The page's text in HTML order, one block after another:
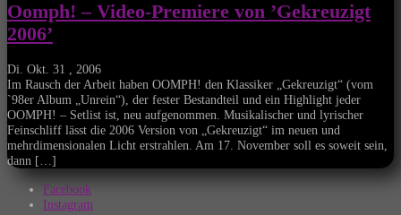
Oomph! – Video-Premiere von ’Gekreuzigt
2006’
Di. Okt. 31 , 2006
Im Rausch der Arbeit haben OOMPH! den Klassiker „Gekreuzigt“ (vom
`98er Album „Unrein“), der fester Bestandteil und ein Highlight jeder
OOMPH! – Setlist ist, neu aufgenommen. Musikalischer und lyrischer
Feinschliff lässt die 2006 Version von „Gekreuzigt“ im neuen und
mehrdimensionalen Licht erstrahlen. Am 17. November soll es soweit sein,
dann […]
Facebook
Instagram